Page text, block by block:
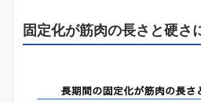
固定化が筋肉の長さと硬さ